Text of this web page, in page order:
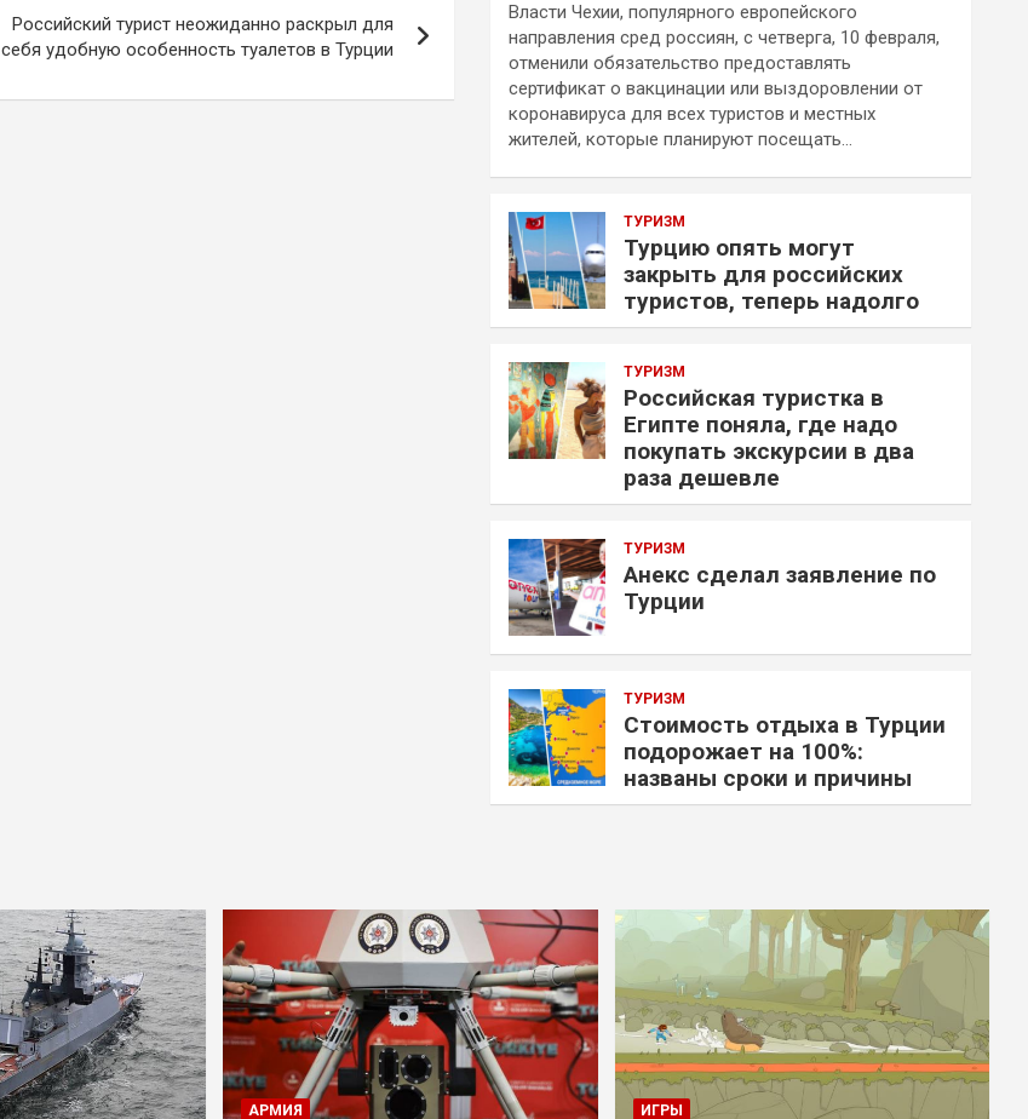
Российский турист неожиданно раскрыл для
себя удобную особенность туалетов в Турции
Власти Чехии, популярного европейского
направления сред россиян, с четверга, 10 февраля,
отменили обязательство предоставлять
сертификат о вакцинации или выздоровлении от
коронавируса для всех туристов и местных
жителей, которые планируют посещать…
ТУРИЗМ
Турцию опять могут
закрыть для российских
туристов, теперь надолго
ТУРИЗМ
Российская туристка в
Египте поняла, где надо
покупать экскурсии в два
раза дешевле
ТУРИЗМ
Анекс сделал заявление по
Турции
ТУРИЗМ
Стоимость отдыха в Турции
подорожает на 100%:
названы сроки и причины
АРМИЯ ИГРЫ